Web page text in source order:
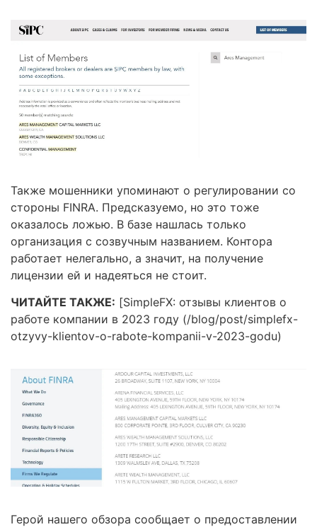
Также мошенники упоминают о регулировании со
стороны FINRA. Предсказуемо, но это тоже
оказалось ложью. В базе нашлась только
организация с созвучным названием. Контора
работает нелегально, а значит, на получение
лицензии ей и надеяться не стоит.
ЧИТАЙТЕ ТАКЖЕ: [SimpleFX: отзывы клиентов о
работе компании в 2023 году (/blog/post/simplefx-
otzyvy-klientov-o-rabote-kompanii-v-2023-godu)
Герой нашего обзора сообщает о предоставлении